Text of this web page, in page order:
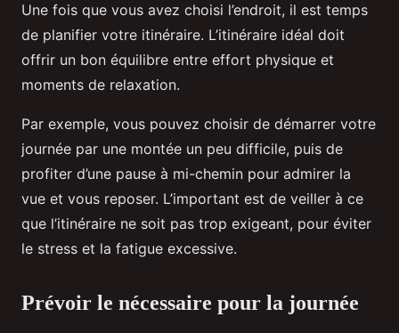
Une fois que vous avez choisi l’endroit, il est temps
de planifier votre itinéraire. L’itinéraire idéal doit
offrir un bon équilibre entre effort physique et
moments de relaxation.
Par exemple, vous pouvez choisir de démarrer votre
journée par une montée un peu difficile, puis de
profiter d’une pause à mi-chemin pour admirer la
vue et vous reposer. L’important est de veiller à ce
que l’itinéraire ne soit pas trop exigeant, pour éviter
le stress et la fatigue excessive.
Prévoir le nécessaire pour la journée